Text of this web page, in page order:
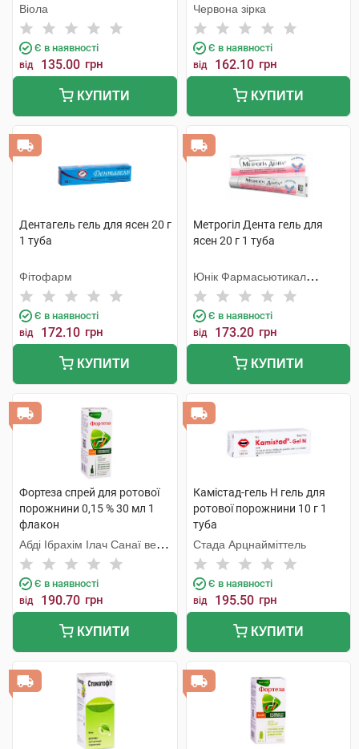
Віола
Є в наявності
від 135.00 грн
КУПИТИ
Червона зірка
Є в наявності
від 162.10 грн
КУПИТИ
Дентагель гель для ясен 20 г
1 туба
Фітофарм
Є в наявності
від 172.10 грн
КУПИТИ
Метрогіл Дента гель для
ясен 20 г 1 туба
Юнік Фармасьютикал
Лабораторіз
Є в наявності
від 173.20 грн
КУПИТИ
Фортеза спрей для ротової
порожнини 0,15 % 30 мл 1
флакон
Абді Ібрахім Ілач Санаї ве
Тіджарет
Є в наявності
від 190.70 грн
КУПИТИ
Камістад-гель Н гель для
ротової порожнини 10 г 1
туба
Стада Арцнайміттель
Є в наявності
від 195.50 грн
КУПИТИ